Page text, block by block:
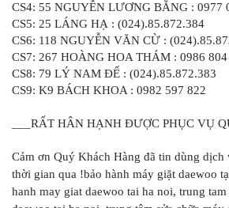
CS4: 55 NGUYỄN LƯƠNG BẰNG : 0977
CS5: 25 LÁNG HẠ : (024).85.872.384
CS6: 118 NGUYỄN VĂN CỪ :
CS7: 267 HOÀNG HOA THÁM : 0986 804
CS8: 79 LÝ NAM ĐẾ : (024).85.872.383
CS9: K9 BÁCH KHOA : 0982 597 822
___RẤT HÂN HẠNH ĐƯỢC PHỤC VỤ
Cảm ơn Quý Khách Hàng đã tin dùng dịch
thời gian qua !bảo hành máy giặt daewoo
hanh may giat daewoo tai ha noi, trung